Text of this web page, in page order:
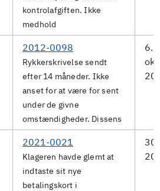
kontrolafgiften. Ikke
medhold
2012-0098
Rykkerskrivelse sendt
efter 14 måneder. Ikke
anset for at være for sent
under de givne
omstændigheder. Dissens
6.
2021-0021
Klageren havde glemt at
indtaste sit nye
betalingskort i